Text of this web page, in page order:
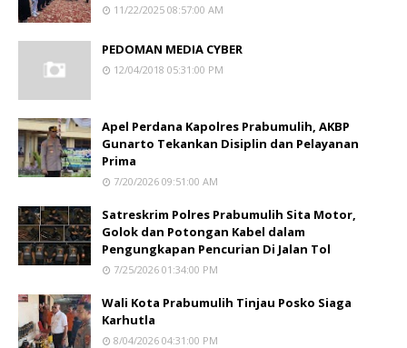
11/22/2025 08:57:00 AM
PEDOMAN MEDIA CYBER
12/04/2018 05:31:00 PM
Apel Perdana Kapolres Prabumulih, AKBP
Gunarto Tekankan Disiplin dan Pelayanan
Prima
7/20/2026 09:51:00 AM
Satreskrim Polres Prabumulih Sita Motor,
Golok dan Potongan Kabel dalam
Pengungkapan Pencurian Di Jalan Tol
7/25/2026 01:34:00 PM
Wali Kota Prabumulih Tinjau Posko Siaga
Karhutla
8/04/2026 04:31:00 PM